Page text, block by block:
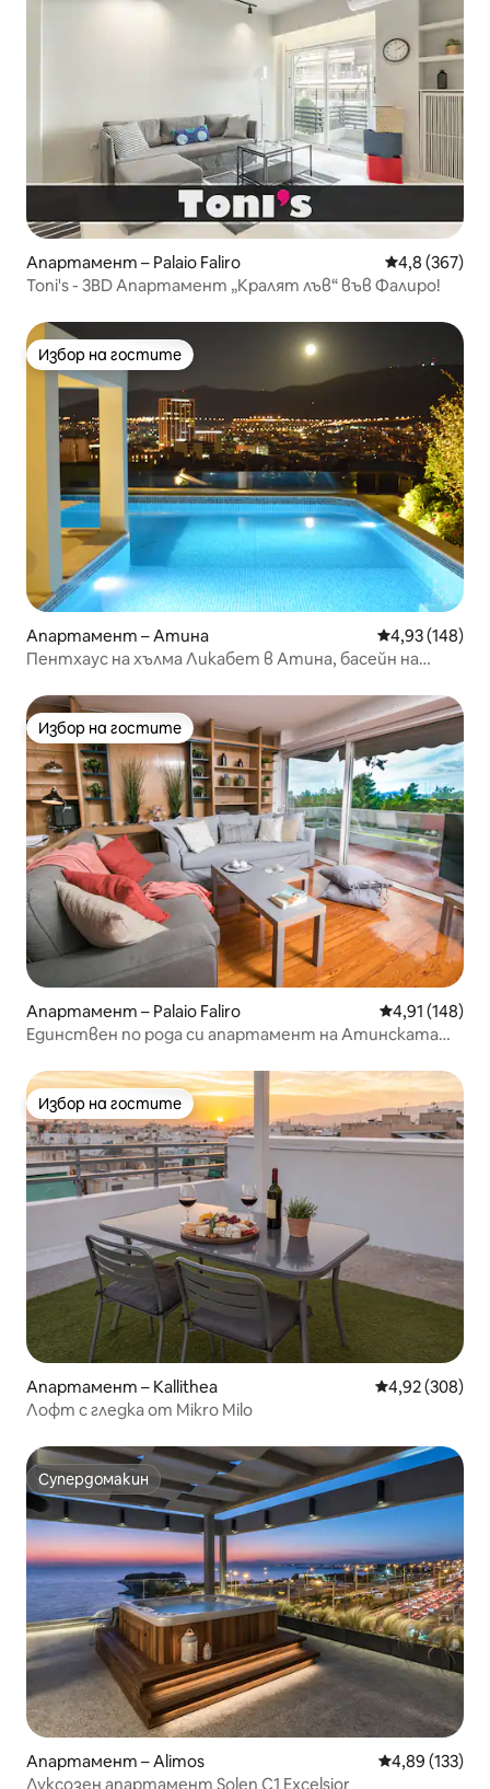
Апартамент – Palaio Faliro Средна
4,8 (367)
Toni's - 3BD Апартамент „Кралят лъв“ във Фалиро!
Избор на гостите
Избор на гостите
Апартамент – Атина Средна
4,93 (148)
Пентхаус на хълма Ликабет в Атина, басейн на
Избор на гостите
Избор на гостите
Апартамент – Palaio Faliro Средна
4,91 (148)
Единствен по рода си апартамент на Атинската
Избор на гостите
Избор на гостите
Апартамент – Kallithea Средна
4,92 (308)
Лофт с гледка от Mikro Milo
Супердомакин
Супердомакин
Апартамент – Alimos Средна
4,89 (133)
Луксозен апартамент Solen C1 Excelsior